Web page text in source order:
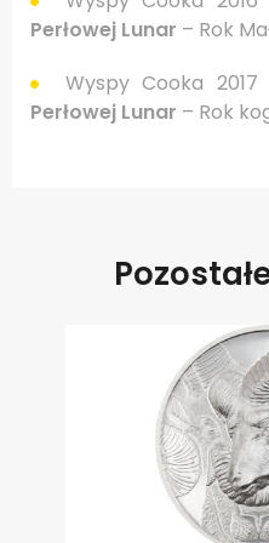
Perłowej Lunar – Rok
Wyspy Cooka 2017
Perłowej Lunar – Rok